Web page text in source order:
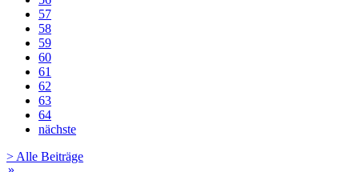
57
58
59
60
61
62
63
64
nächste
> Alle Beiträge